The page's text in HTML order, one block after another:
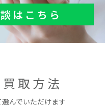
はこちら
取方法
んでいただけます